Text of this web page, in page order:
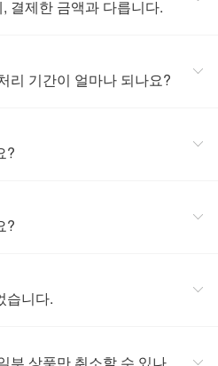
결제한 금액과 다릅니다.
리 기간이 얼마나 되나요?
?
?
습니다.
부 상품만 취소할 수 있나